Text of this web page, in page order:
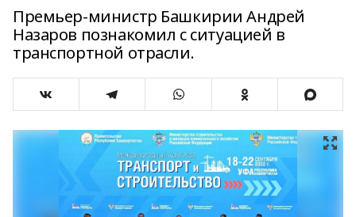
Премьер-министр Башкирии Андрей
Назаров познакомил с ситуацией в
транспортной отрасли.